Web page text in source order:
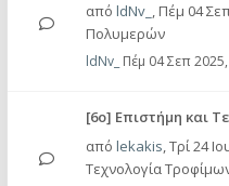
από ldNv_ , Πέμ 04
Πολυμερών
ldNv_ Πέμ 04 Σεπ
[6ο] Επιστήμη και
από lekakis,Τρί 24
Τεχνολογία